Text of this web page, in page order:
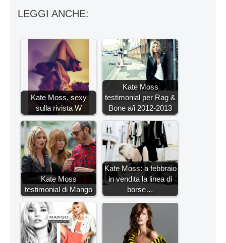
LEGGI ANCHE:
Kate Moss, sexy
sulla rivista W
Kate Moss
testimonial per Rag &
Bone a/i 2012-2013
Kate Moss
testimonial di Mango
Kate Moss: a febbraio
in vendita la linea di
borse…